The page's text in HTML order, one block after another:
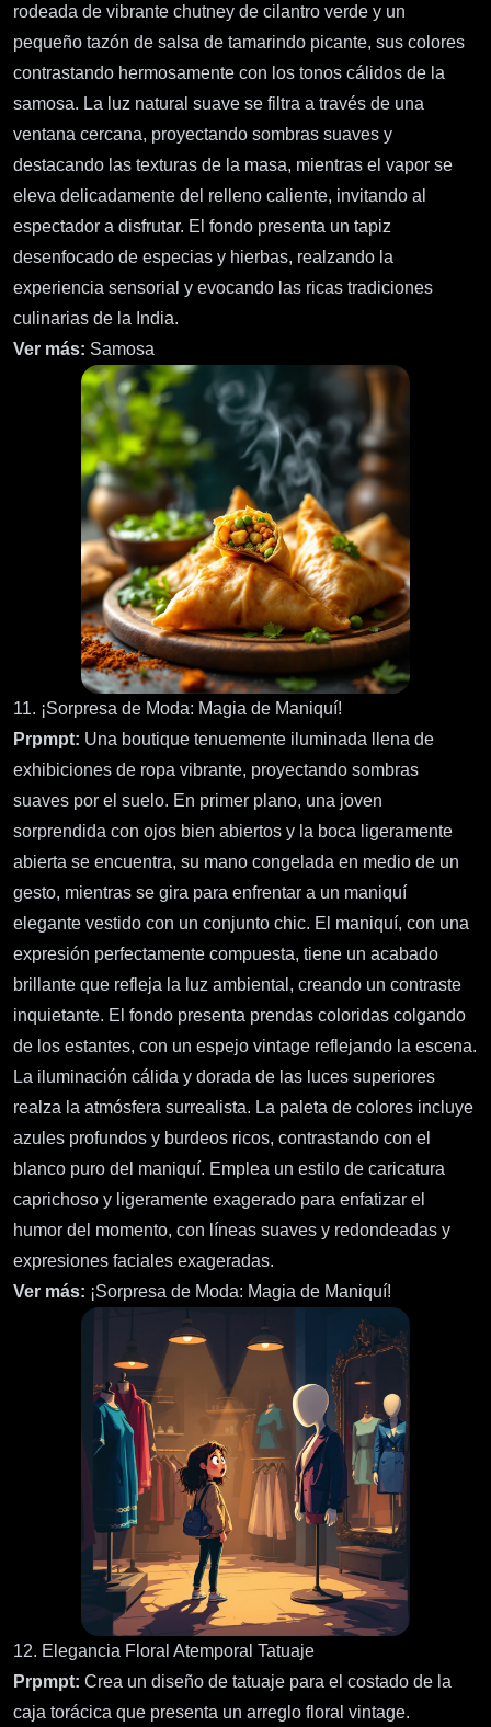
rodeada de vibrante chutney de cilantro verde y un
pequeño tazón de salsa de tamarindo picante, sus colores
contrastando hermosamente con los tonos cálidos de la
samosa. La luz natural suave se filtra a través de una
ventana cercana, proyectando sombras suaves y
destacando las texturas de la masa, mientras el vapor se
eleva delicadamente del relleno caliente, invitando al
espectador a disfrutar. El fondo presenta un tapiz
desenfocado de especias y hierbas, realzando la
experiencia sensorial y evocando las ricas tradiciones
culinarias de la India.
Ver más: Samosa
11. ¡Sorpresa de Moda: Magia de Maniquí!
Prpmpt: Una boutique tenuemente iluminada llena de
exhibiciones de ropa vibrante, proyectando sombras
suaves por el suelo. En primer plano, una joven
sorprendida con ojos bien abiertos y la boca ligeramente
abierta se encuentra, su mano congelada en medio de un
gesto, mientras se gira para enfrentar a un maniquí
elegante vestido con un conjunto chic. El maniquí, con una
expresión perfectamente compuesta, tiene un acabado
brillante que refleja la luz ambiental, creando un contraste
inquietante. El fondo presenta prendas coloridas colgando
de los estantes, con un espejo vintage reflejando la escena.
La iluminación cálida y dorada de las luces superiores
realza la atmósfera surrealista. La paleta de colores incluye
azules profundos y burdeos ricos, contrastando con el
blanco puro del maniquí. Emplea un estilo de caricatura
caprichoso y ligeramente exagerado para enfatizar el
humor del momento, con líneas suaves y redondeadas y
expresiones faciales exageradas.
Ver más: ¡Sorpresa de Moda: Magia de Maniquí!
12. Elegancia Floral Atemporal Tatuaje
Prpmpt: Crea un diseño de tatuaje para el costado de la
caja torácica que presenta un arreglo floral vintage.